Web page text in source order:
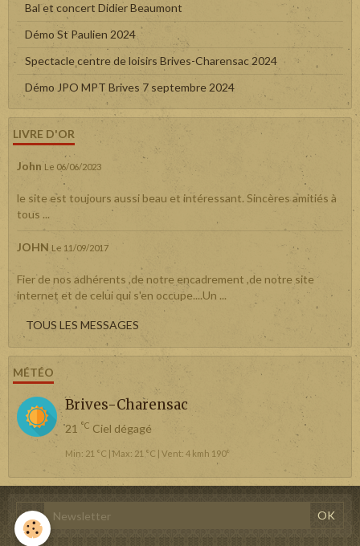
Bal et concert Didier Beaumont
Démo St Paulien 2024
Spectacle centre de loisirs Brives-Charensac 2024
Démo JPO MPT Brives 7 septembre 2024
LIVRE D'OR
John Le 06/06/2023
le site est toujours aussi beau et intéressant. Sincères amitiés à
tous ...
JOHN Le 11/09/2017
Fier de nos adhérents ,de notre encadrement ,de notre site
internet et de celui qui s'en occupe....Un ...
TOUS LES MESSAGES
MÉTÉO
Brives-Charensac
21 °C Ciel dégagé
Min: 21 °C | Max: 21 °C | Vent: 4 kmh 190°